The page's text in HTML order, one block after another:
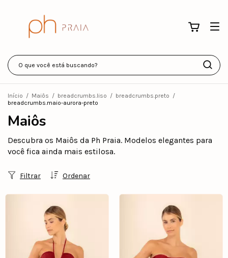
Início / Maiôs / breadcrumbs.liso / breadcrumbs.preto /
breadcrumbs.maio-aurora-preto
Maiôs
Descubra os Maiôs da Ph Praia. Modelos elegantes para
você fica ainda mais estilosa.
Ordenar
Filtrar